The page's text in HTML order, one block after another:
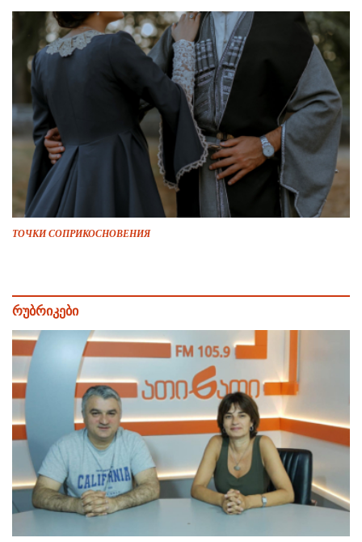
ТОЧКИ СОПРИКОСНОВЕНИЯ
რუბრიკები